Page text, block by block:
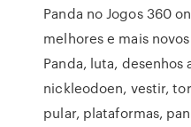
Panda no Jogos 360
melhores e mais
Panda, luta, desenhos
nickleodoen, vestir,
pular, plataformas,